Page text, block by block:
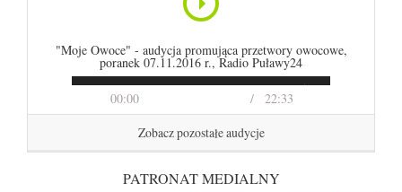
00:00 22:33
"Moje Owoce" - audycja promująca przetwory owocowe,
poranek 07.11.2016 r., Radio Puławy24
Zobacz pozostałe audycje
PATRONAT MEDIALNY